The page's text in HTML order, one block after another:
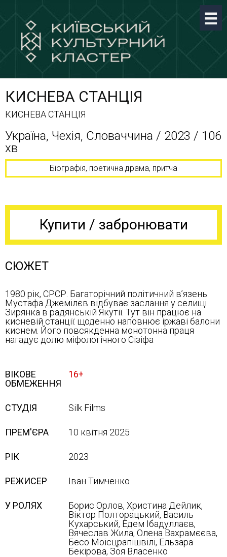
КИСНЕВА СТАНЦІЯ
КИСНЕВА СТАНЦІЯ
Україна, Чехія, Словаччина / 2023 / 106
хв
Біографія, поетична драма, притча
Купити / забронювати
СЮЖЕТ
1980 рік, СРСР. Багаторічний політичний вʼязень
Мустафа Джемілєв відбуває заслання у селищі
Зирянка в радянській Якутії. Тут він працює на
кисневій станції: щоденно наповнює іржаві балони
киснем. Його повсякденна монотонна праця
нагадує долю міфологічного Сізіфа
ВІКОВЕ
ОБМЕЖЕННЯ
16+
СТУДІЯ Silk Films
ПРЕМ'ЄРА 10 квітня 2025
РІК 2023
РЕЖИСЕР Іван Тимченко
У РОЛЯХ
Борис Орлов, Христина Дейлик,
Віктор Полторацький, Василь
Кухарський, Едем Ібадуллаєв,
Вячеслав Жила, Олена Вахрамєєва,
Бесо Моісцрапішвілі, Ельзара
Бекірова, Зоя Власенко